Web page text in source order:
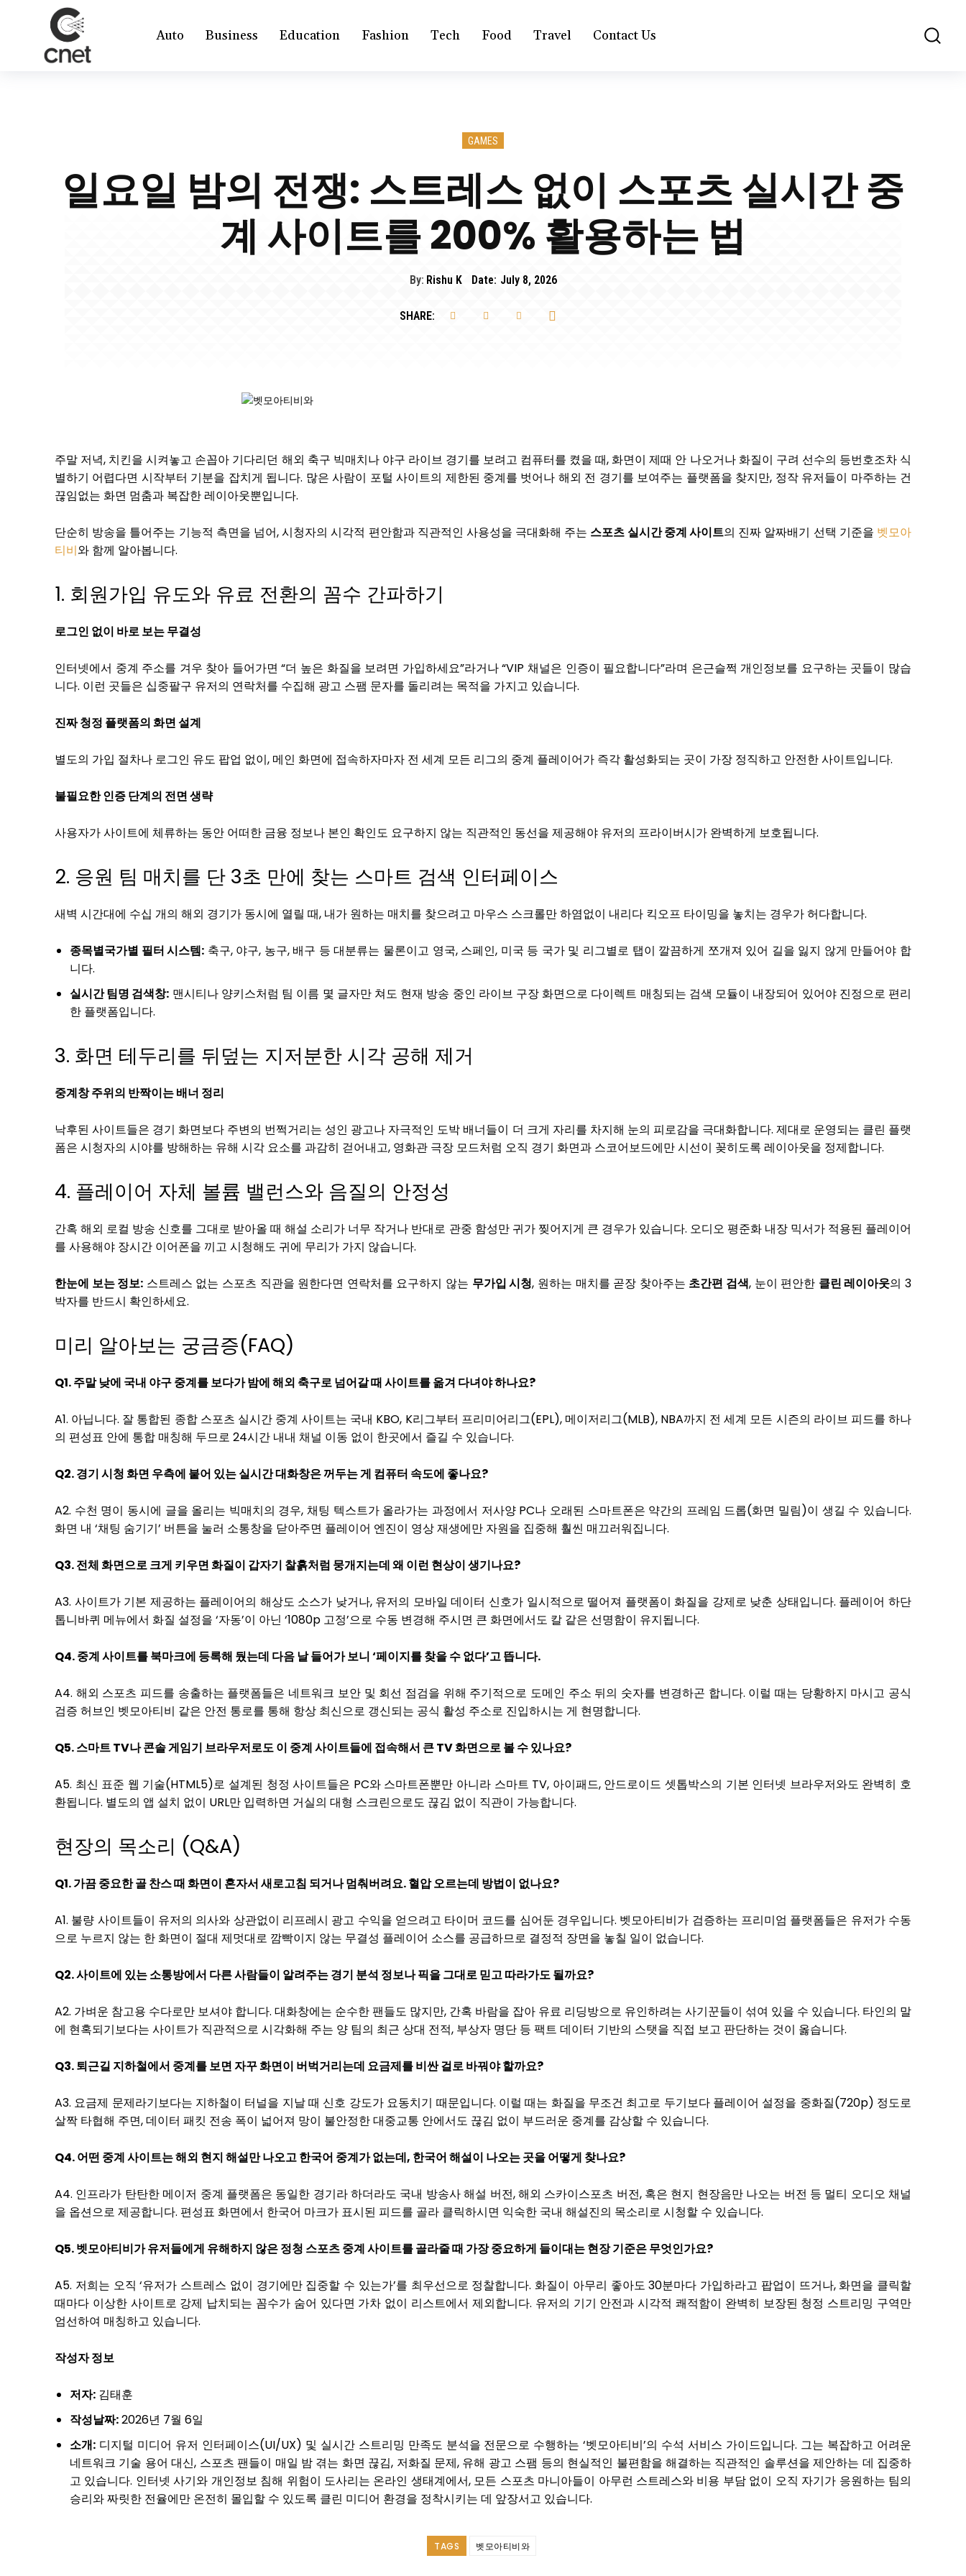
Auto Business Education Fashion Tech Food Travel Contact Us
GAMES
일요일 밤의 전쟁: 스트레스 없이 스포츠 실시간 중
계 사이트를 200% 활용하는 법
By: Rishu K Date: July 8, 2026
SHARE:
주말 저녁, 치킨을 시켜놓고 손꼽아 기다리던 해외 축구 빅매치나 야구 라이브 경기를 보려고 컴퓨터를 켰을 때, 화면이 제때 안 나오거나 화질이 구려 선수의 등번호조차 식
별하기 어렵다면 시작부터 기분을 잡치게 됩니다. 많은 사람이 포털 사이트의 제한된 중계를 벗어나 해외 전 경기를 보여주는 플랫폼을 찾지만, 정작 유저들이 마주하는 건
끊임없는 화면 멈춤과 복잡한 레이아웃뿐입니다.
단순히 방송을 틀어주는 기능적 측면을 넘어, 시청자의 시각적 편안함과 직관적인 사용성을 극대화해 주는 스포츠 실시간 중계 사이트의 진짜 알짜배기 선택 기준을 벳모아
티비와 함께 알아봅니다.
1. 회원가입 유도와 유료 전환의 꼼수 간파하기
로그인 없이 바로 보는 무결성
인터넷에서 중계 주소를 겨우 찾아 들어가면 “더 높은 화질을 보려면 가입하세요”라거나 “VIP 채널은 인증이 필요합니다”라며 은근슬쩍 개인정보를 요구하는 곳들이 많습
니다. 이런 곳들은 십중팔구 유저의 연락처를 수집해 광고 스팸 문자를 돌리려는 목적을 가지고 있습니다.
진짜 청정 플랫폼의 화면 설계
별도의 가입 절차나 로그인 유도 팝업 없이, 메인 화면에 접속하자마자 전 세계 모든 리그의 중계 플레이어가 즉각 활성화되는 곳이 가장 정직하고 안전한 사이트입니다.
불필요한 인증 단계의 전면 생략
사용자가 사이트에 체류하는 동안 어떠한 금융 정보나 본인 확인도 요구하지 않는 직관적인 동선을 제공해야 유저의 프라이버시가 완벽하게 보호됩니다.
2. 응원 팀 매치를 단 3초 만에 찾는 스마트 검색 인터페이스
새벽 시간대에 수십 개의 해외 경기가 동시에 열릴 때, 내가 원하는 매치를 찾으려고 마우스 스크롤만 하염없이 내리다 킥오프 타이밍을 놓치는 경우가 허다합니다.
종목별국가별 필터 시스템: 축구, 야구, 농구, 배구 등 대분류는 물론이고 영국, 스페인, 미국 등 국가 및 리그별로 탭이 깔끔하게 쪼개져 있어 길을 잃지 않게 만들어야 합
니다.
실시간 팀명 검색창: 맨시티나 양키스처럼 팀 이름 몇 글자만 쳐도 현재 방송 중인 라이브 구장 화면으로 다이렉트 매칭되는 검색 모듈이 내장되어 있어야 진정으로 편리
한 플랫폼입니다.
3. 화면 테두리를 뒤덮는 지저분한 시각 공해 제거
중계창 주위의 반짝이는 배너 정리
낙후된 사이트들은 경기 화면보다 주변의 번쩍거리는 성인 광고나 자극적인 도박 배너들이 더 크게 자리를 차지해 눈의 피로감을 극대화합니다. 제대로 운영되는 클린 플랫
폼은 시청자의 시야를 방해하는 유해 시각 요소를 과감히 걷어내고, 영화관 극장 모드처럼 오직 경기 화면과 스코어보드에만 시선이 꽂히도록 레이아웃을 정제합니다.
4. 플레이어 자체 볼륨 밸런스와 음질의 안정성
간혹 해외 로컬 방송 신호를 그대로 받아올 때 해설 소리가 너무 작거나 반대로 관중 함성만 귀가 찢어지게 큰 경우가 있습니다. 오디오 평준화 내장 믹서가 적용된 플레이어
를 사용해야 장시간 이어폰을 끼고 시청해도 귀에 무리가 가지 않습니다.
한눈에 보는 정보: 스트레스 없는 스포츠 직관을 원한다면 연락처를 요구하지 않는 무가입 시청, 원하는 매치를 곧장 찾아주는 초간편 검색, 눈이 편안한 클린 레이아웃의 3
박자를 반드시 확인하세요.
미리 알아보는 궁금증(FAQ)
Q1. 주말 낮에 국내 야구 중계를 보다가 밤에 해외 축구로 넘어갈 때 사이트를 옮겨 다녀야 하나요?
A1. 아닙니다. 잘 통합된 종합 스포츠 실시간 중계 사이트는 국내 KBO, K리그부터 프리미어리그(EPL), 메이저리그(MLB), NBA까지 전 세계 모든 시즌의 라이브 피드를 하나
의 편성표 안에 통합 매칭해 두므로 24시간 내내 채널 이동 없이 한곳에서 즐길 수 있습니다.
Q2. 경기 시청 화면 우측에 붙어 있는 실시간 대화창은 꺼두는 게 컴퓨터 속도에 좋나요?
A2. 수천 명이 동시에 글을 올리는 빅매치의 경우, 채팅 텍스트가 올라가는 과정에서 저사양 PC나 오래된 스마트폰은 약간의 프레임 드롭(화면 밀림)이 생길 수 있습니다.
화면 내 ‘채팅 숨기기’ 버튼을 눌러 소통창을 닫아주면 플레이어 엔진이 영상 재생에만 자원을 집중해 훨씬 매끄러워집니다.
Q3. 전체 화면으로 크게 키우면 화질이 갑자기 찰흙처럼 뭉개지는데 왜 이런 현상이 생기나요?
A3. 사이트가 기본 제공하는 플레이어의 해상도 소스가 낮거나, 유저의 모바일 데이터 신호가 일시적으로 떨어져 플랫폼이 화질을 강제로 낮춘 상태입니다. 플레이어 하단
톱니바퀴 메뉴에서 화질 설정을 ‘자동’이 아닌 ‘1080p 고정’으로 수동 변경해 주시면 큰 화면에서도 칼 같은 선명함이 유지됩니다.
Q4. 중계 사이트를 북마크에 등록해 뒀는데 다음 날 들어가 보니 ‘페이지를 찾을 수 없다’고 뜹니다.
A4. 해외 스포츠 피드를 송출하는 플랫폼들은 네트워크 보안 및 회선 점검을 위해 주기적으로 도메인 주소 뒤의 숫자를 변경하곤 합니다. 이럴 때는 당황하지 마시고 공식
검증 허브인 벳모아티비 같은 안전 통로를 통해 항상 최신으로 갱신되는 공식 활성 주소로 진입하시는 게 현명합니다.
Q5. 스마트 TV나 콘솔 게임기 브라우저로도 이 중계 사이트들에 접속해서 큰 TV 화면으로 볼 수 있나요?
A5. 최신 표준 웹 기술(HTML5)로 설계된 청정 사이트들은 PC와 스마트폰뿐만 아니라 스마트 TV, 아이패드, 안드로이드 셋톱박스의 기본 인터넷 브라우저와도 완벽히 호
환됩니다. 별도의 앱 설치 없이 URL만 입력하면 거실의 대형 스크린으로도 끊김 없이 직관이 가능합니다.
현장의 목소리 (Q&A)
Q1. 가끔 중요한 골 찬스 때 화면이 혼자서 새로고침 되거나 멈춰버려요. 혈압 오르는데 방법이 없나요?
A1. 불량 사이트들이 유저의 의사와 상관없이 리프레시 광고 수익을 얻으려고 타이머 코드를 심어둔 경우입니다. 벳모아티비가 검증하는 프리미엄 플랫폼들은 유저가 수동
으로 누르지 않는 한 화면이 절대 제멋대로 깜빡이지 않는 무결성 플레이어 소스를 공급하므로 결정적 장면을 놓칠 일이 없습니다.
Q2. 사이트에 있는 소통방에서 다른 사람들이 알려주는 경기 분석 정보나 픽을 그대로 믿고 따라가도 될까요?
A2. 가벼운 참고용 수다로만 보셔야 합니다. 대화창에는 순수한 팬들도 많지만, 간혹 바람을 잡아 유료 리딩방으로 유인하려는 사기꾼들이 섞여 있을 수 있습니다. 타인의 말
에 현혹되기보다는 사이트가 직관적으로 시각화해 주는 양 팀의 최근 상대 전적, 부상자 명단 등 팩트 데이터 기반의 스탯을 직접 보고 판단하는 것이 옳습니다.
Q3. 퇴근길 지하철에서 중계를 보면 자꾸 화면이 버벅거리는데 요금제를 비싼 걸로 바꿔야 할까요?
A3. 요금제 문제라기보다는 지하철이 터널을 지날 때 신호 강도가 요동치기 때문입니다. 이럴 때는 화질을 무조건 최고로 두기보다 플레이어 설정을 중화질(720p) 정도로
살짝 타협해 주면, 데이터 패킷 전송 폭이 넓어져 망이 불안정한 대중교통 안에서도 끊김 없이 부드러운 중계를 감상할 수 있습니다.
Q4. 어떤 중계 사이트는 해외 현지 해설만 나오고 한국어 중계가 없는데, 한국어 해설이 나오는 곳을 어떻게 찾나요?
A4. 인프라가 탄탄한 메이저 중계 플랫폼은 동일한 경기라 하더라도 국내 방송사 해설 버전, 해외 스카이스포츠 버전, 혹은 현지 현장음만 나오는 버전 등 멀티 오디오 채널
을 옵션으로 제공합니다. 편성표 화면에서 한국어 마크가 표시된 피드를 골라 클릭하시면 익숙한 국내 해설진의 목소리로 시청할 수 있습니다.
Q5. 벳모아티비가 유저들에게 유해하지 않은 정청 스포츠 중계 사이트를 골라줄 때 가장 중요하게 들이대는 현장 기준은 무엇인가요?
A5. 저희는 오직 ‘유저가 스트레스 없이 경기에만 집중할 수 있는가’를 최우선으로 정찰합니다. 화질이 아무리 좋아도 30분마다 가입하라고 팝업이 뜨거나, 화면을 클릭할
때마다 이상한 사이트로 강제 납치되는 꼼수가 숨어 있다면 가차 없이 리스트에서 제외합니다. 유저의 기기 안전과 시각적 쾌적함이 완벽히 보장된 청정 스트리밍 구역만
엄선하여 매칭하고 있습니다.
작성자 정보
저자: 김태훈
작성날짜:2026년 7월 6일
소개: 디지털 미디어 유저 인터페이스(UI/UX) 및 실시간 스트리밍 만족도 분석을 전문으로 수행하는 ‘벳모아티비’의 수석 서비스 가이드입니다. 그는 복잡하고 어려운
네트워크 기술 용어 대신, 스포츠 팬들이 매일 밤 겪는 화면 끊김, 저화질 문제, 유해 광고 스팸 등의 현실적인 불편함을 해결하는 직관적인 솔루션을 제안하는 데 집중하
고 있습니다. 인터넷 사기와 개인정보 침해 위험이 도사리는 온라인 생태계에서, 모든 스포츠 마니아들이 아무런 스트레스와 비용 부담 없이 오직 자기가 응원하는 팀의
승리와 짜릿한 전율에만 온전히 몰입할 수 있도록 클린 미디어 환경을 정착시키는 데 앞장서고 있습니다.
TAGS 벳모아티비와